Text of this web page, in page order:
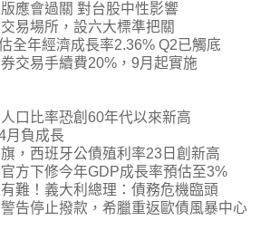
應會過關 對台股中性影響
易場所，設六大標準把關
全年經濟成長率2.36% Q2已觸底
交易手續費20%，9月起實施
口比率恐創60年代以來新高
月負成長
，西班牙公債殖利率23日創新高
方下修今年GDP成長率預估至3%
難！義大利總理：債務危機臨頭
告停止撥款，希臘重返歐債風暴中心